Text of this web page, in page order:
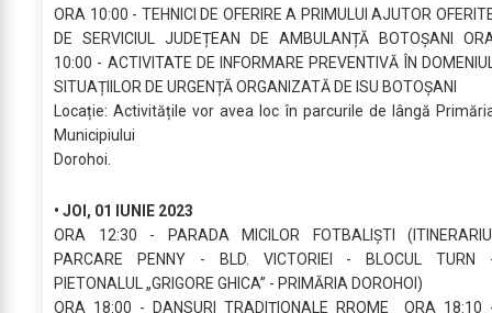
ORA 10:00 - TEHNICI DE OFERIRE A PRIMULUI AJUTOR
DE SERVICIUL JUDEȚEAN DE AMBULANȚĂ BOTOȘANI
10:00 - ACTIVITATE DE INFORMARE PREVENTIVĂ ÎN
SITUAȚIILOR DE URGENȚĂ ORGANIZATĂ DE ISU BOTOȘANI
Locație: Activitățile vor avea loc în parcurile de lângă
Municipiului
Dorohoi.
• JOI, 01 IUNIE 2023
ORA 12:30 - PARADA MICILOR FOTBALIȘTI
PARCARE PENNY - BLD. VICTORIEI - BLOCUL TURN
PIETONALUL „GRIGORE GHICA” - PRIMĂRIA DOROHOI)
ORA 18:00 - DANSURI TRADIȚIONALE RROME ORA 18:10